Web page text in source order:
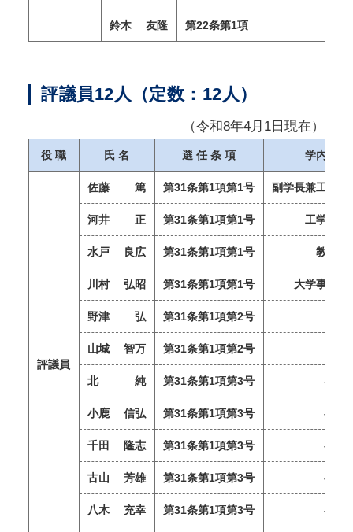
鈴木 友隆 第22条第1項
評議員12人（定数：12人）
（令和8年4月1日現在）
役 職 氏 名 選 任 条 項 学内役職
評議員
佐藤 篤 第31条第1項第1号 副学長兼工学研
河井 正 第31条第1項第1号 工学部長
水戸 良広 第31条第1項第1号 教頭
川村 弘昭 第31条第1項第1号 大学事務局
野津 弘 第31条第1項第2号
山城 智万 第31条第1項第2号
北 純 第31条第1項第3号 –
小鹿 信弘 第31条第1項第3号 –
千田 隆志 第31条第1項第3号 –
古山 芳雄 第31条第1項第3号 –
八木 充幸 第31条第1項第3号 –